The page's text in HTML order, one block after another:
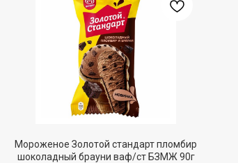
Мороженое Золотой стандарт пломбир
шоколадный брауни ваф/ст БЗМЖ 90г